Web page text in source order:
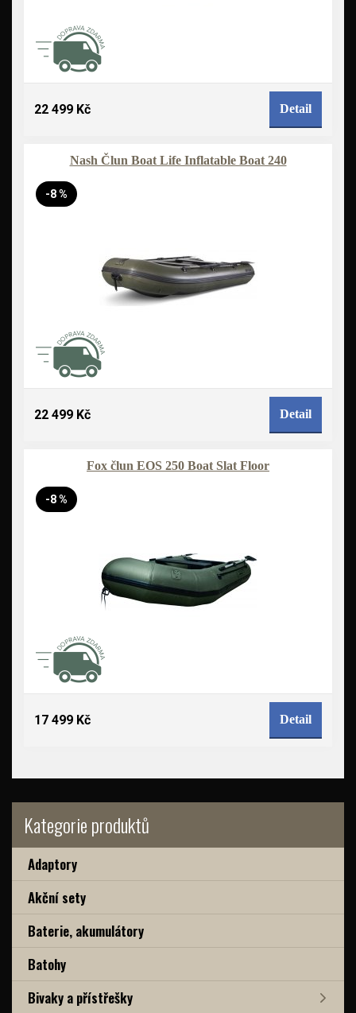
Kategorie produktů
Adaptory
Akční sety
Baterie, akumulátory
Batohy
Bivaky a přístřešky
22 499 Kč Detail
Nash Člun Boat Life Inflatable Boat 240
-8 %
22 499 Kč Detail
Fox člun EOS 250 Boat Slat Floor
-8 %
17 499 Kč Detail